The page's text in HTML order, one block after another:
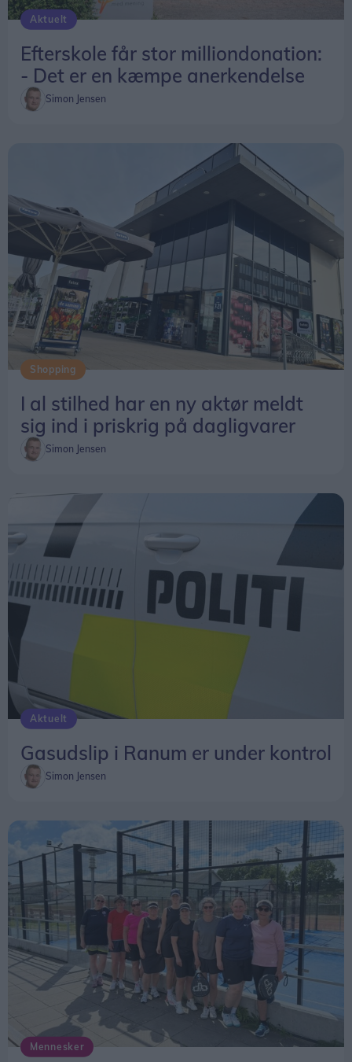
Aktuelt
Efterskole får stor milliondonation:
- Det er en kæmpe anerkendelse
Simon Jensen
Shopping
I al stilhed har en ny aktør meldt
sig ind i priskrig på dagligvarer
Simon Jensen
Aktuelt
Gasudslip i Ranum er under kontrol
Simon Jensen
Mennesker